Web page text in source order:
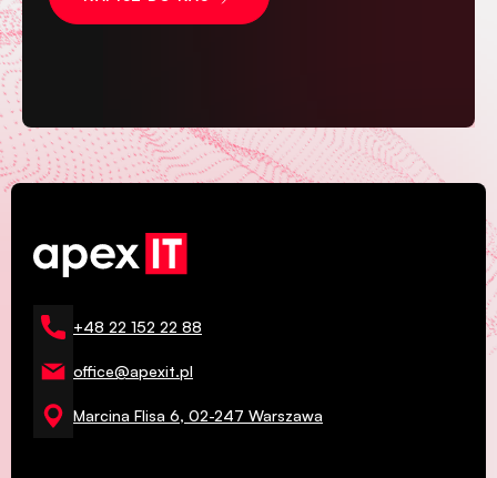
+48 22 152 22 88
office@apexit.pl
Marcina Flisa 6, 02-247 Warszawa